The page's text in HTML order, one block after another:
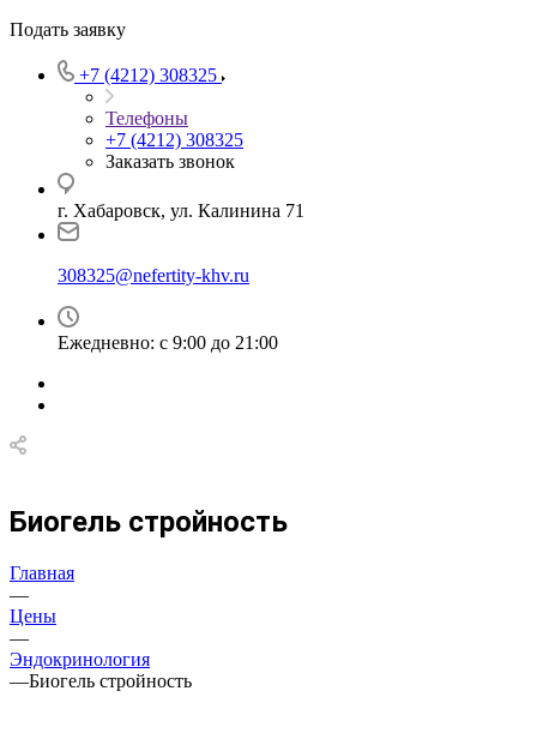
Подать заявку
+7 (4212) 308325
Телефоны
+7 (4212) 308325
Заказать звонок
г. Хабаровск, ул. Калинина 71
308325@nefertity-khv.ru
Ежедневно: с 9:00 до 21:00
Биогель стройность
Главная
—
Цены
—
Эндокринология
—Биогель стройность